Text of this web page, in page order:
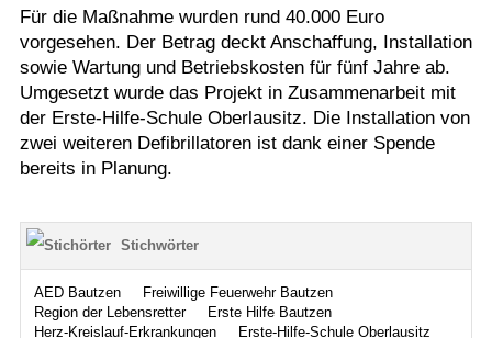
Für die Maßnahme wurden rund 40.000 Euro
vorgesehen. Der Betrag deckt Anschaffung, Installation
sowie Wartung und Betriebskosten für fünf Jahre ab.
Umgesetzt wurde das Projekt in Zusammenarbeit mit
der Erste-Hilfe-Schule Oberlausitz. Die Installation von
zwei weiteren Defibrillatoren ist dank einer Spende
bereits in Planung.
Stichwörter
AED Bautzen
Freiwillige Feuerwehr Bautzen
Region der Lebensretter
Erste Hilfe Bautzen
Herz-Kreislauf-Erkrankungen
Erste-Hilfe-Schule Oberlausitz